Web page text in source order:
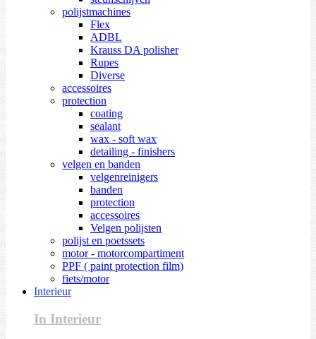
polijstmachines
Flex
ADBL
Krauss DA polisher
Rupes
Diverse
accessoires
protection
coating
sealant
wax - soft wax
detailing - finishers
velgen en banden
velgenreinigers
banden
protection
accessoires
Velgen polijsten
polijst en poetssets
motor - motorcompartiment
PPF ( paint protection film)
fiets/motor
Interieur
In Interieur